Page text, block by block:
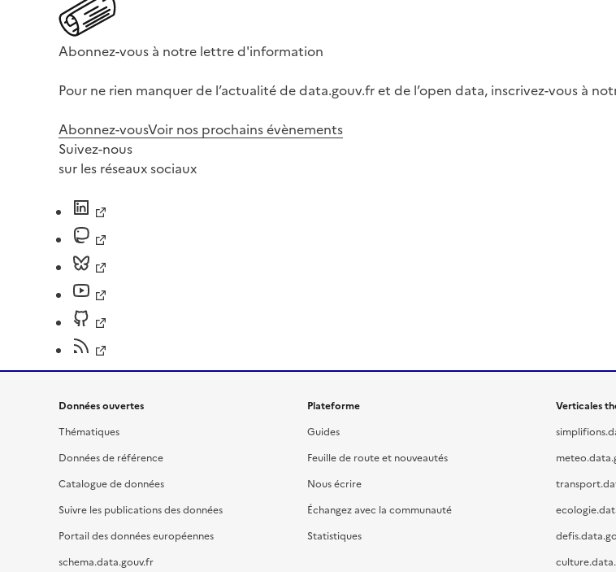
Abonnez-vous à notre lettre d'information
Pour ne rien manquer de l’actualité de data.gouv.fr et de l’open data, inscrivez-vous à
Abonnez-vousVoir nos prochains évènements
Suivez-nous
sur les réseaux sociaux
Données ouvertes
Thématiques
Données de référence
Catalogue de données
Suivre les publications des données
Portail des données européennes
schema.data.gouv.fr
Plateforme
Guides
Feuille de route et nouveautés
Nous écrire
Échangez avec la communauté
Statistiques
Verticales